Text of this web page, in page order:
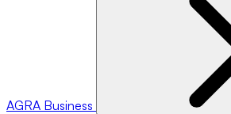
AGRA Business